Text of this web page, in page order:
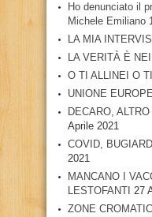
Ho denunciato il
Michele Emiliano
LA MIA
LA VERITÀ È NEI
O TI ALLINEI O
UNIONE
DECARO,
Aprile 2021
COVID,
2021
MANCANO I
LESTOFANTI 27
ZONE